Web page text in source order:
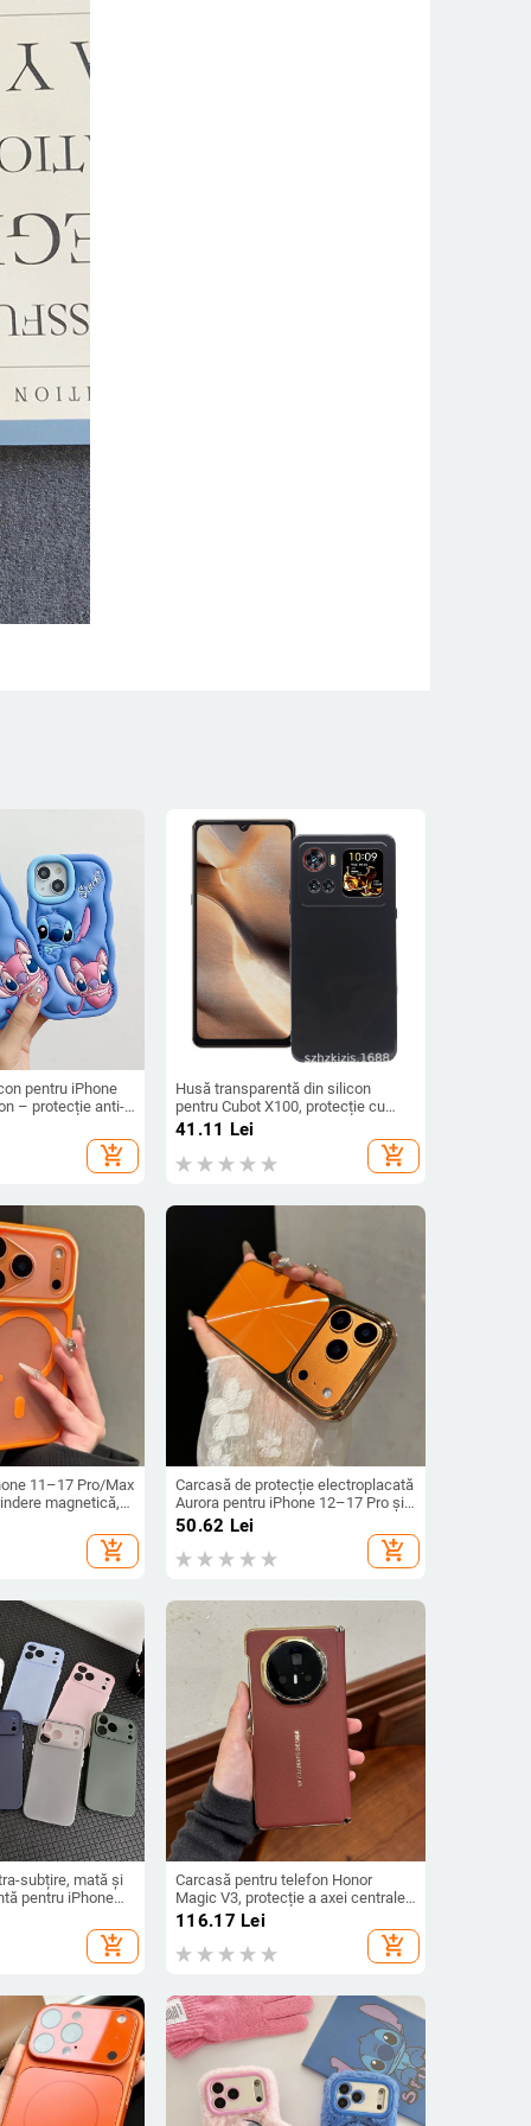
pentru iPhone
– protecție anti-
compatibilă cu
add_shopping_cart
Husă transparentă din silicon
pentru Cubot X100, protecție cu
acoperire totală
41.11 Lei
add_shopping_cart
11–17 Pro/Max
magnetică,
antiamprentă
add_shopping_cart
Carcasă de protecție electroplacată
Aurora pentru iPhone 12–17 Pro și
Pro Max, acoperire completă, anti-
șoc
50.62 Lei
add_shopping_cart
subțire, mată și
pentru iPhone
Pro Max,
căderilor, anti-
add_shopping_cart
Carcasă pentru telefon Honor
Magic V3, protecție a axei centrale,
noul model Magic V5, husă ușoară
din piele artificială cu
electroplacare, anti-cădere
116.17 Lei
add_shopping_cart